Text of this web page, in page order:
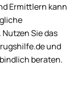
Ermittlern kann
Sie das
und
beraten.